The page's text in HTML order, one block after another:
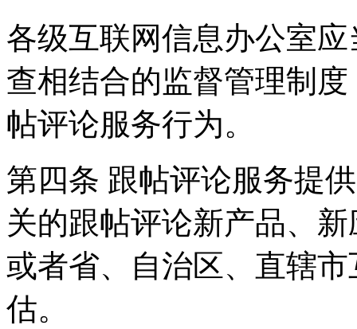
各级互联网信息办公室
查相结合的监督管理制
帖评论服务行为。
第四条 跟帖评论服务提
关的跟帖评论新产品、
或者省、自治区、直辖
估。